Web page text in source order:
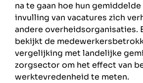
na te gaan hoe hun
invulling van vacatures zich
andere overheidsorganisaties.
bekijkt de
vergelijking met landelijke
zorgsector om het effect van
werktevredenheid te meten.